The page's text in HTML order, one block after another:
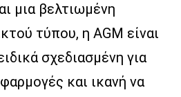
μια βελτιωμένη
τύπου, η AGM είναι
σχεδιασμένη για
και ικανή να